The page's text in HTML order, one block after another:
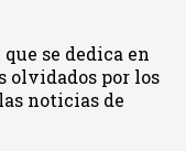
se dedica en
olvidados por los
noticias de